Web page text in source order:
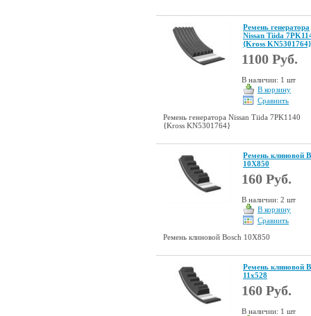
Ремень генератора
Nissan Tiida
{Kross KN5301764}
1100 Руб.
В наличии: 1 шт
В корзину
Сравнить
Ремень генератора Nissan Tiida 7PK1140
{Kross KN5301764}
Ремень клиновой
10X850
160 Руб.
В наличии: 2 шт
В корзину
Сравнить
Ремень клиновой Bosch 10X850
Ремень клиновой
11x528
160 Руб.
В наличии: 1 шт